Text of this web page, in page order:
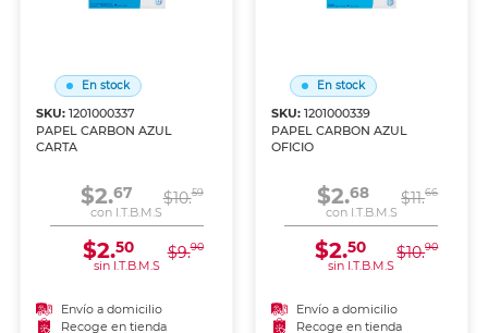
En stock
SKU:1201000337
PAPEL CARBON AZUL
CARTA
$2.67 $10.59
con I.T.B.M.S
$2.50 $9.90
sin I.T.B.M.S
Envío a domicilio
Recoge en tienda
En stock
SKU: 1201000339
PAPEL CARBON AZUL
OFICIO
$2.68 $11.66
con I.T.B.M.S
$2.50 $10.90
sin I.T.B.M.S
Envío a domicilio
Recoge en tienda